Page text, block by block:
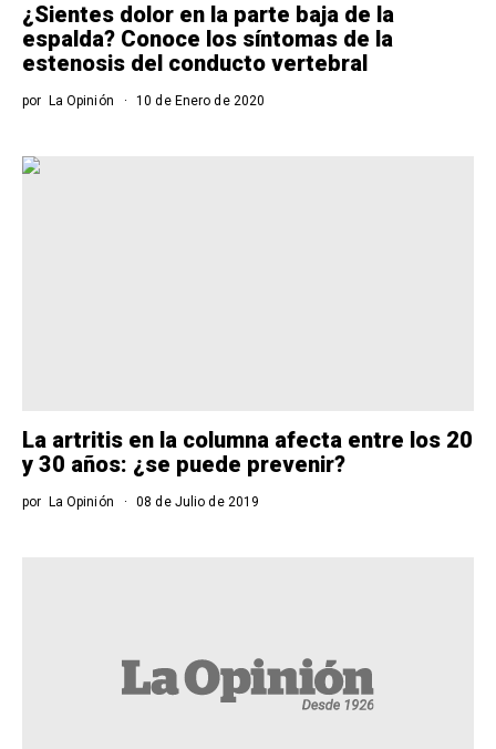
¿Sientes dolor en la parte baja de la
espalda? Conoce los síntomas de la
estenosis del conducto vertebral
por La Opinión 10 de Enero de 2020
La artritis en la columna afecta entre los 20
y 30 años: ¿se puede prevenir?
por La Opinión 08 de Julio de 2019